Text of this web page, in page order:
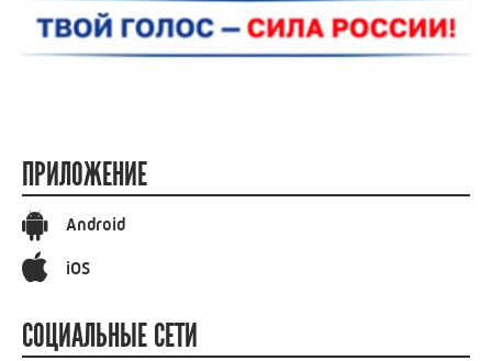
ПРИЛОЖЕНИЕ
Android
iOS
СОЦИАЛЬНЫЕ СЕТИ